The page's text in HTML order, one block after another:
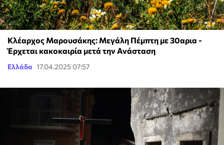
Κλέαρχος Μαρουσάκης: Μεγάλη Πέμπτη με 30αρια -
Έρχεται κακοκαιρία μετά την Ανάσταση
Ελλάδα 17.04.2025 07:57